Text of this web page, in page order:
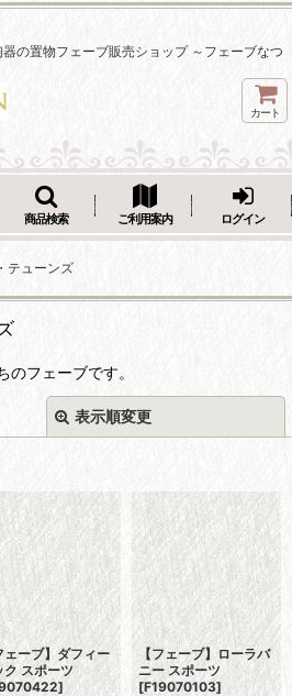
の置物フェーブ販売ショップ ～フェーブなつ
カート
商品検索 ご利用案内 ログイン
テューンズ
フェーブです。
表示順変更
絞り込む
ェーブ】ダフィー
ク スポーツ
]
【フェーブ】ローラバ
ニー スポーツ
[F19070103]